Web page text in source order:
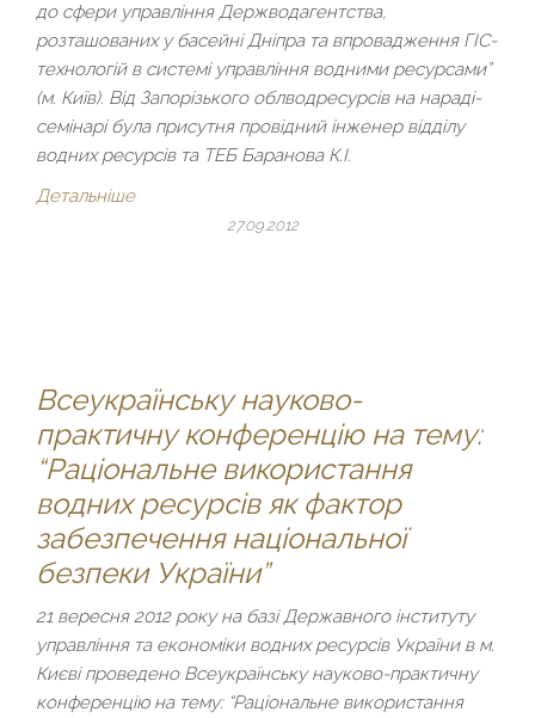
до сфери управління Держводагентства,
розташованих у басейні Дніпра та впровадження ГІС-
технологій в системі управління водними ресурсами”
(м. Київ). Від Запорізького облводресурсів на нараді-
семінарі була присутня провідний інженер відділу
водних ресурсів та ТЕБ Баранова К.І.
Детальніше
27.09.2012
Всеукраїнську науково-
практичну конференцію на тему:
“Раціональне використання
водних ресурсів як фактор
забезпечення національної
безпеки України”
21 вересня 2012 року на базі Державного інституту
управління та економіки водних ресурсів України в м.
Києві проведено Всеукраїнську науково-практичну
конференцію на тему: “Раціональне використання